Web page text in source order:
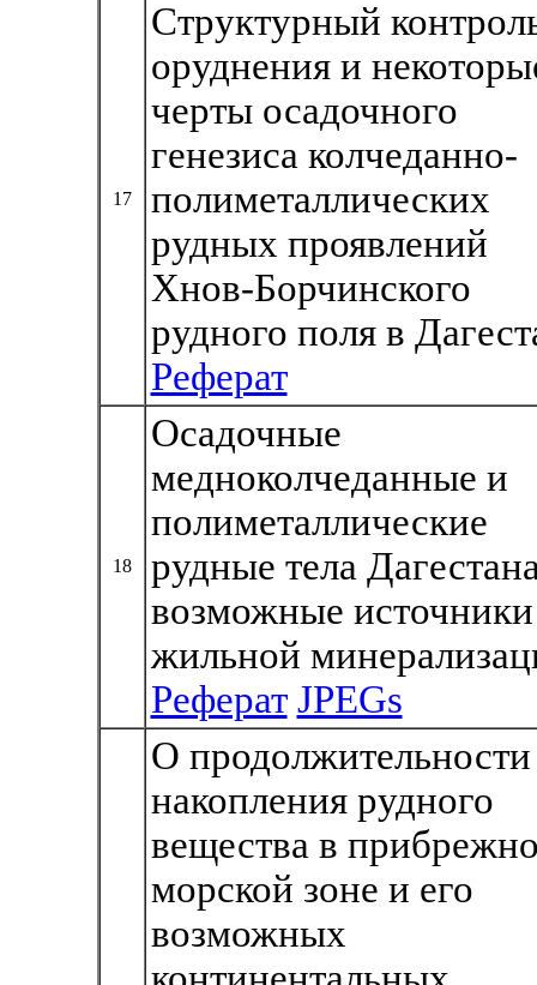
17
Структурный
оруднения и
черты осадочного
генезиса колчеданно-
полиметаллических
рудных проявлений
Хнов-Борчинского
рудного поля в
Реферат
18
Осадочные
медноколчеданные и
полиметаллические
рудные тела
возможные источники
жильной
Реферат JPEGs
О продолжительности
накопления рудного
вещества в
морской зоне и его
возможных